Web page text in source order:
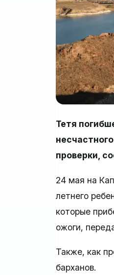
Тетя
проверки,
24 мая на
летнего
которые
ожоги,
Также, как
барханов.